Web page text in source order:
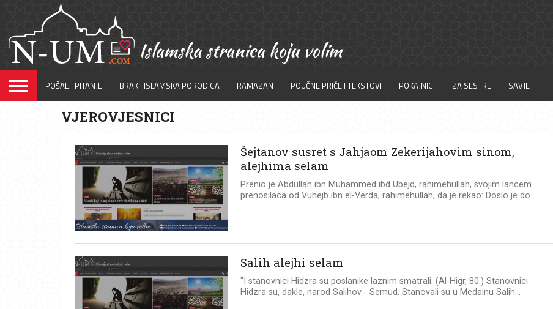
POŠALJI PITANJE BRAK I ISLAMSKA PORODICA RAMAZAN POUČNE PRIČE I TEKSTOVI POKAJNICI ZA SESTRE SAVJETI
VJEROVJESNICI
Šejtanov susret s Jahjaom Zekerijahovim sinom,
alejhima selam
Prenio je Abdullah ibn Muhammed ibd Ubejd, rahimehullah, svojim lancem
prenosilaca od Vuhejb ibn el-Verda, rahimehullah, da je rekao: Doslo je do...
Salih alejhi selam
"I stanovnici Hidzra su poslanike laznim smatrali. (Al-Higr, 80.) Stanovnici
Hidzra su, dakle, narod Salihov - Semud. Stanovali su u Medainu Salih...